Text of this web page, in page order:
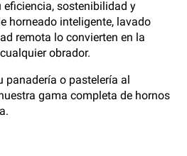
eficiencia, sostenibilidad y
horneado inteligente, lavado
remota lo convierten en la
obrador.
panadería o pastelería al
gama completa de hornos